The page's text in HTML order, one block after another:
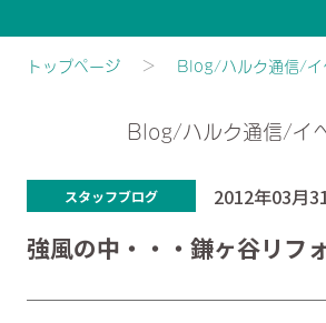
トップページ Blog/ハルク通信/イ
Blog/ハルク通信/イ
スタッフブログ 2012年03月
強風の中・・・鎌ヶ谷リフ